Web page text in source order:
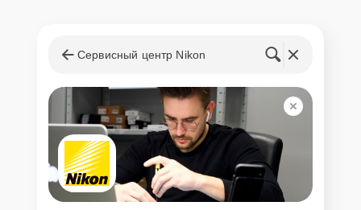
Сервисный центр Nikon